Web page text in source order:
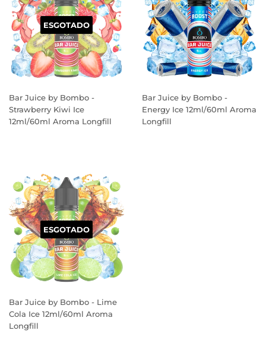
ESGOTADO
Bar Juice by Bombo -
Strawberry Kiwi Ice
12ml/60ml Aroma Longfill
Bar Juice by Bombo -
Energy Ice 12ml/60ml Aroma
Longfill
ESGOTADO
Bar Juice by Bombo - Lime
Cola Ice 12ml/60ml Aroma
Longfill